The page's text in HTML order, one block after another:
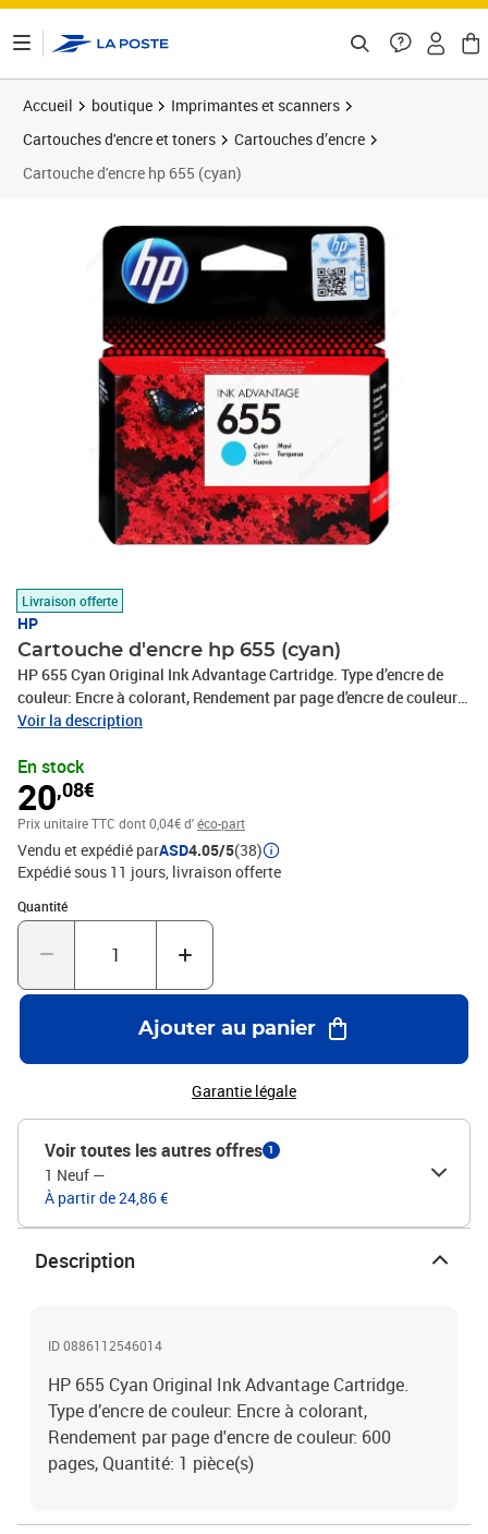
Accueil boutique
Imprimantes et scanners
Cartouches d'encre et toners
Cartouches d’encre
Cartouche d'encre hp 655 (cyan)
Livraison offerte
HP
Cartouche d'encre hp 655 (cyan)
HP 655 Cyan Original Ink Advantage Cartridge. Type d’encre de
couleur: Encre à colorant, Rendement par page d'encre de couleur:
600 pages, Quantité: 1 pièce(s)
Voir la description
En stock
20,08€
Prix unitaire TTC dont 0,04€ d'éco-part
Vendu et expédié parASD4.05/5(38)
Expédié sous 11 jours livraison offerte
Quantité
Quantité : 1
Ajouter au panier
Garantie légale
Voir toutes les autres offres 1
1 Neuf —
À partir de 24,86 €
Description
ID 0886112546014
HP 655 Cyan Original Ink Advantage Cartridge.
Type d’encre de couleur: Encre à colorant,
Rendement par page d'encre de couleur: 600
pages, Quantité: 1 pièce(s)